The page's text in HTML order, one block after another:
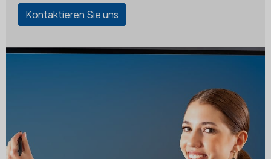
Kontaktieren Sie uns